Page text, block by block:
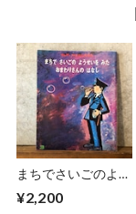
まちでさいごのよう
さんのはなし
¥2,200